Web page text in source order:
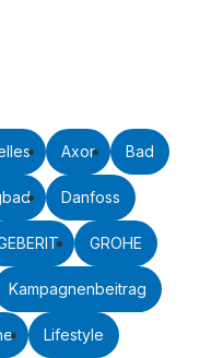
Axor Bad
Danfoss
GROHE
Kampagnenbeitrag
Lifestyle